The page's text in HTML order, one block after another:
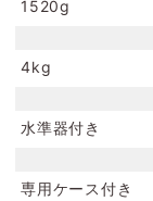
1520g
4kg
水準器付き
専用ケース付き